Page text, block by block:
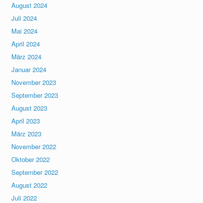
August 2024
Juli 2024
Mai 2024
April 2024
März 2024
Januar 2024
November 2023
September 2023
August 2023
April 2023
März 2023
November 2022
Oktober 2022
September 2022
August 2022
Juli 2022